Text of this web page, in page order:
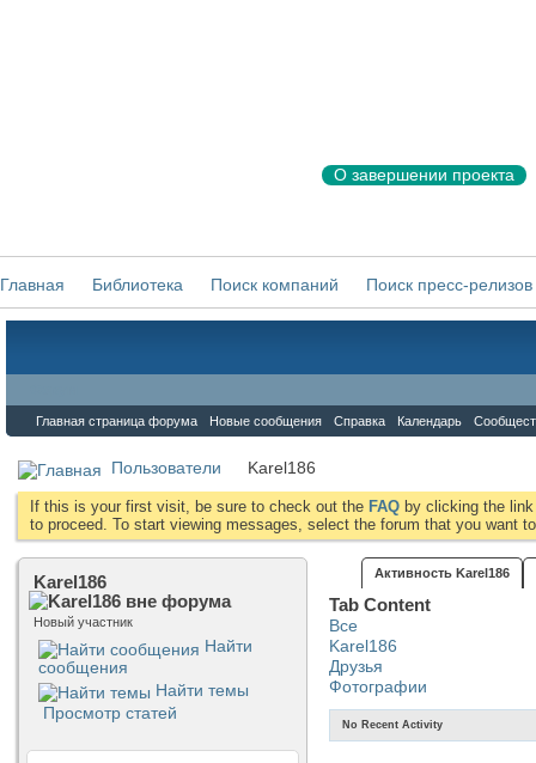
О завершении проекта
Главная Библиотека Поиск компаний Поиск пресс-релизов
Главная страница форума Новые сообщения Справка Календарь
Пользователи Karel186
If this is your first visit, be sure to check out the FAQ by clicking the
to proceed. To start viewing messages, select the forum that you want
Karel186
Новый участник
Найти
сообщения
Найти темы
Просмотр статей
Активность Karel186
Tab Content
Все
Karel186
Друзья
Фотографии
No Recent Activity